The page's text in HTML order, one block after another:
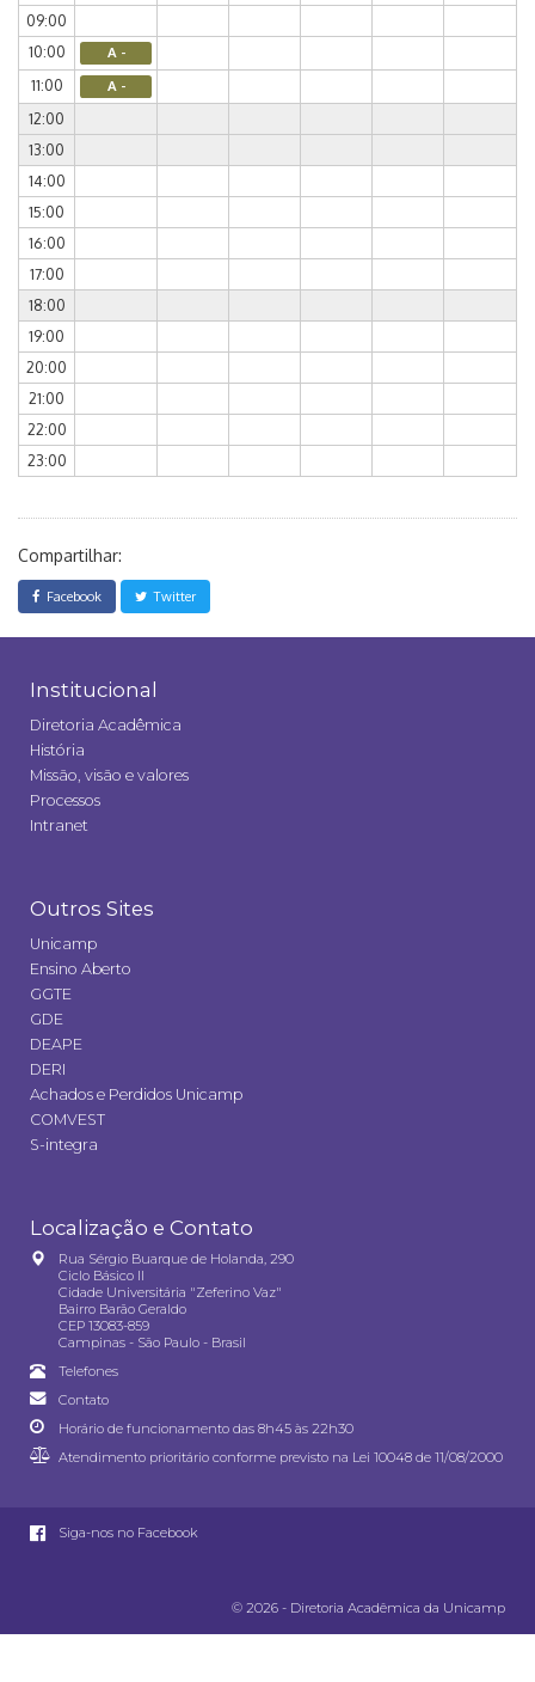
09:00
10:00
A -
11:00 A -
12:00
13:00
14:00
15:00
16:00
17:00
18:00
19:00
20:00
21:00
22:00
23:00
Compartilhar:
Facebook Twitter
Institucional
Diretoria Acadêmica
História
Missão, visão e valores
Processos
Intranet
Outros Sites
Unicamp
Ensino Aberto
GGTE
GDE
DEAPE
DERI
Achados e Perdidos Unicamp
COMVEST
S-integra
Localização e Contato
Rua Sérgio Buarque de Holanda, 290
Ciclo Básico II
Cidade Universitária "Zeferino Vaz"
Bairro Barão Geraldo
CEP 13083-859
Campinas - São Paulo - Brasil
Telefones
Contato
Horário de funcionamento das 8h45 às 22h30
Atendimento prioritário conforme previsto na Lei 10048 de 11/08/2000
Siga-nos no Facebook
© 2026 - Diretoria Acadêmica da Unicamp